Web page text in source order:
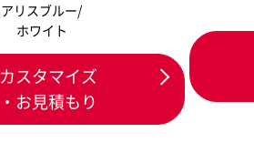
アリスブルー/
ホワイト
カスタマイズ
・お見積もり